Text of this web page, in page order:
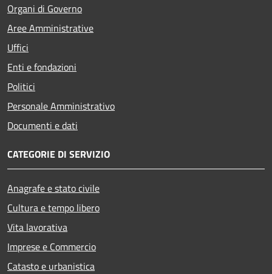
Organi di Governo
Aree Amministrative
Uffici
Enti e fondazioni
Politici
Personale Amministrativo
Documenti e dati
CATEGORIE DI SERVIZIO
Anagrafe e stato civile
Cultura e tempo libero
Vita lavorativa
Imprese e Commercio
Catasto e urbanistica